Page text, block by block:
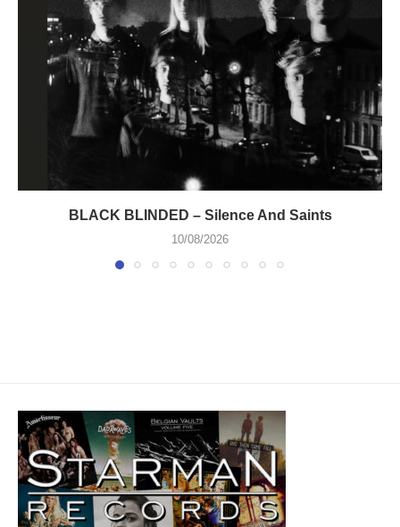
BLACK BLINDED – Silence And Saints
10/08/2026